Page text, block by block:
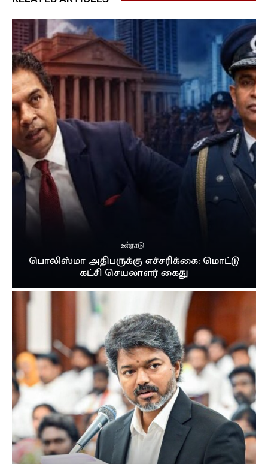
உள்நாடு
பொலிஸ்மா அதிபருக்கு எச்சரிக்கை: மொட்டு
கட்சி செயலாளர் கைது